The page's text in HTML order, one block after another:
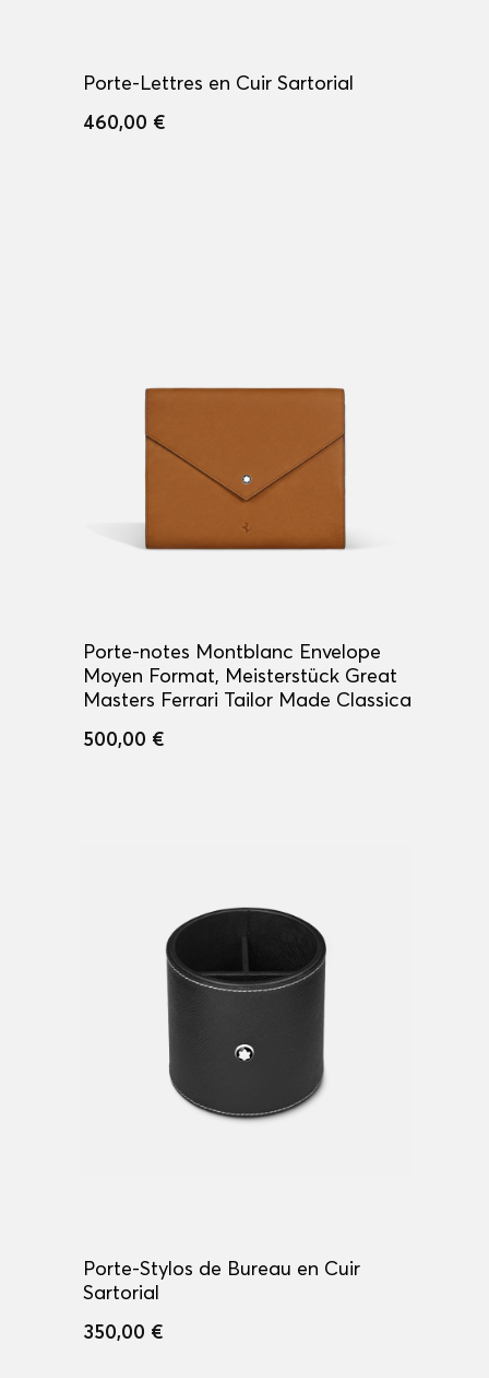
Porte-Lettres en Cuir Sartorial
460,00 €
Porte-notes Montblanc Envelope
Moyen Format, Meisterstück Great
Masters Ferrari Tailor Made Classica
500,00 €
Porte-Stylos de Bureau en Cuir
Sartorial
350,00 €